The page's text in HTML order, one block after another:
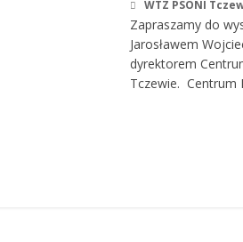
WTZ PSONI
Zapraszamy do
Jarosławem
dyrektorem
Tczewie. Centrum